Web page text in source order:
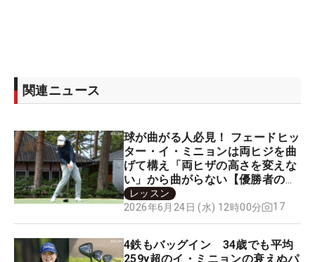
関連ニュース
球が曲がる人必見！ フェードヒッ
ター・イ・ミニョンは両ヒジを曲
げて構え「両ヒザの高さを変えな
い」から曲がらない【優勝者のス
イング】
レッスン
2026年6月24日 (水) 12時00分
17
4鉄もバッグイン 34歳でも平均
259y超のイ・ミニョンの衰えぬパ